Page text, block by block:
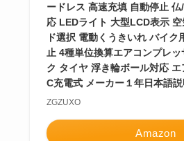
ードレス 高速充填 自動停止
応 LEDライト 大型LCD表示
ド選択 電動くうきいれ バイク
止 4種単位換算エアコンプレ
ク タイヤ 浮き輪ボール対応
C充電式 メーカー１年日本語
ZGZUXO
Amazon